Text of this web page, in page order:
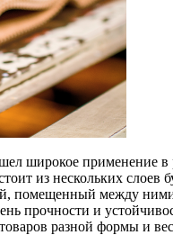
широкое применение в
из нескольких слоев
помещенный между
прочности и
разной формы и